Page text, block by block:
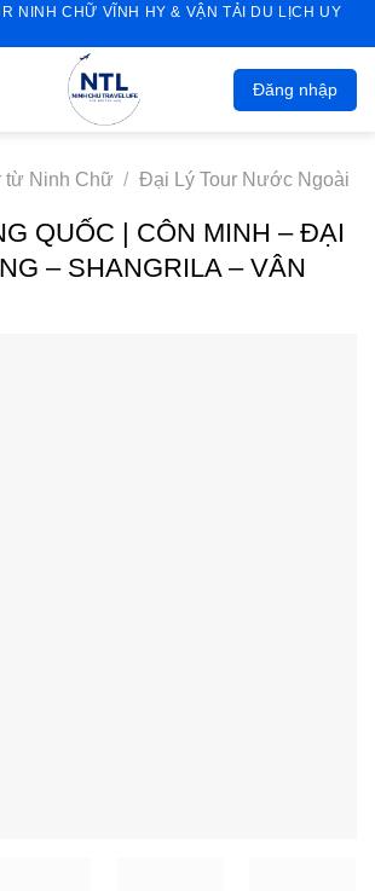
NINH CHỮ VĨNH HY & VẬN TẢI DU LỊCH UY
Đăng nhập
từ Ninh Chữ / Đại Lý Tour Nước Ngoài
QUỐC | CÔN MINH – ĐẠI
– SHANGRILA – VÂN